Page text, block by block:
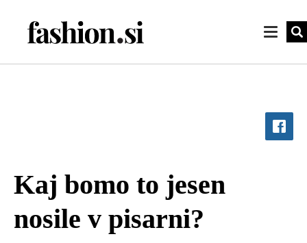
Kaj bomo to jesen
nosile v pisarni?